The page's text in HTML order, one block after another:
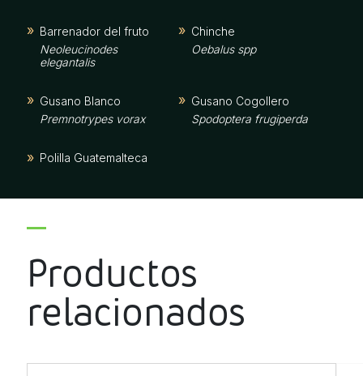
Barrenador del fruto
Neoleucinodes
elegantalis
Chinche
Oebalus spp
Gusano Blanco
Premnotrypes vorax
Gusano Cogollero
Spodoptera frugiperda
Polilla Guatemalteca
Productos
relacionados